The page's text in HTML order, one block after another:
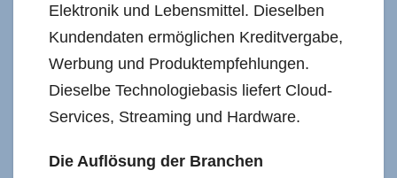
Elektronik und Lebensmittel. Dieselben
Kundendaten ermöglichen Kreditvergabe,
Werbung und Produktempfehlungen.
Dieselbe Technologiebasis liefert Cloud-
Services, Streaming und Hardware.
Die Auflösung der Branchen